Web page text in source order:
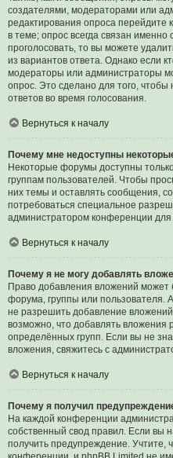
создателями, модераторами или
редактирования опроса перейдите
в теме; опрос всегда связан именно
проголосовать, то вы можете
из вариантов ответа. Однако если
модераторы или администраторы
опрос. Это сделано для того,
ответов во время голосования.
Вернуться к началу
Почему мне недоступны
Некоторые форумы доступны
группам пользователей. Чтобы
них темы и оставлять сообщения,
потребоваться специальное
администратором конференции
Вернуться к началу
Почему я не могу добавлять
Право добавления вложений может
форума, группы или пользователя.
не разрешить добавление
возможно, что добавлять вложения
определённых групп. Если вы не
вложения, свяжитесь с
Вернуться к началу
Почему я получил
На каждой конференции
собственный свод правил. Если вы
получить предупреждение. Учтите,